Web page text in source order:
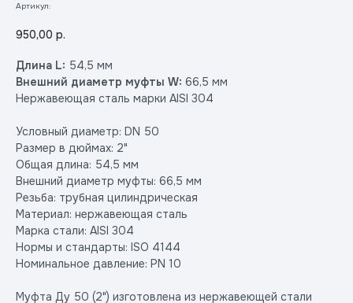
Артикул:
950,00 р.
Длина L: 54,5 мм
Внешний диаметр муфты W: 66,5 мм
Нержавеющая сталь марки AISI 304
Условный диаметр: DN 50
Размер в дюймах: 2"
Общая длина: 54,5 мм
Внешний диаметр муфты: 66,5 мм
Резьба: трубная цилиндрическая
Материал: нержавеющая сталь
Марка стали: AISI 304
Нормы и стандарты: ISO 4144
Номинальное давление: PN 10
Муфта Ду 50 (2") изготовлена из нержавеющей стали